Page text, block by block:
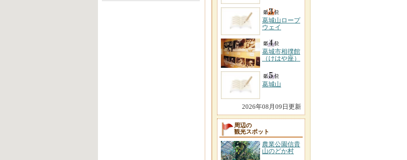
葛城山ロープ
ウェイ
葛城市相撲館
（けはや座）
葛城山
2026年08月09日更新
周辺の
観光スポット
農業公園信貴
山のどか村